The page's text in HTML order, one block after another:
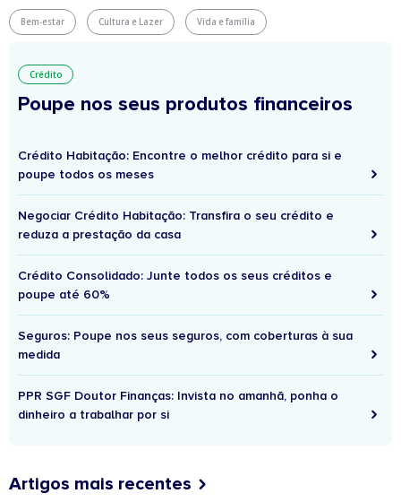
Bem-estar Cultura e Lazer Vida e família
Crédito
Poupe nos seus produtos financeiros
Crédito Habitação: Encontre o melhor crédito para si e
poupe todos os meses
Negociar Crédito Habitação: Transfira o seu crédito e
reduza a prestação da casa
Crédito Consolidado: Junte todos os seus créditos e
poupe até 60%
Seguros: Poupe nos seus seguros, com coberturas à sua
medida
PPR SGF Doutor Finanças: Invista no amanhã, ponha o
dinheiro a trabalhar por si
Artigos mais recentes